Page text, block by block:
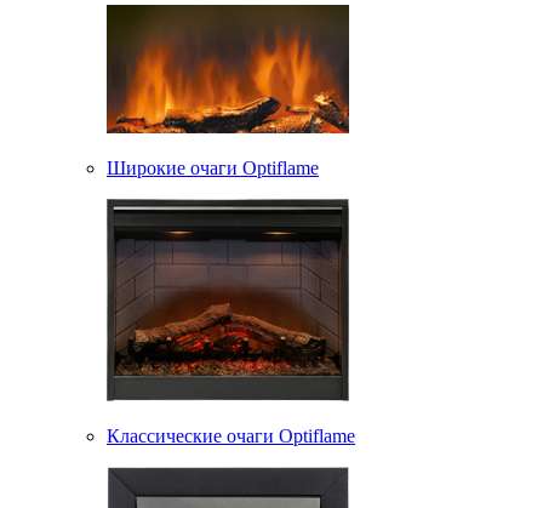
Широкие очаги Optiflame
Классические очаги Optiflame